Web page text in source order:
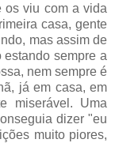
os viu com a vida
casa, gente
mas assim de
sempre a
nem sempre é
já em casa, em
miserável. Uma
dizer "eu
muito piores,